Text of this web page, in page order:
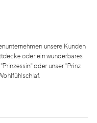
unsere Kunden
oder ein wunderbares
oder unser "Prinz